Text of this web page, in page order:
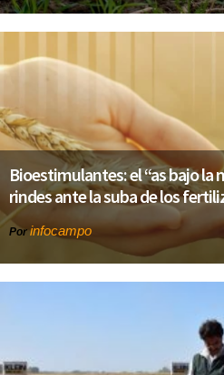
Bioestimulantes: el “as bajo la
rindes ante la suba de los
Porinfocampo